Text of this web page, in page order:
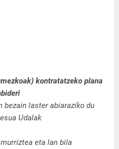
kontratatzeko plana
bezain laster abiaraziko du
Udalak
eta lan bila